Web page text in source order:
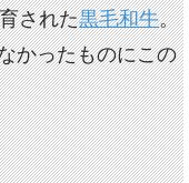
された黒毛和牛。
かったものにこの